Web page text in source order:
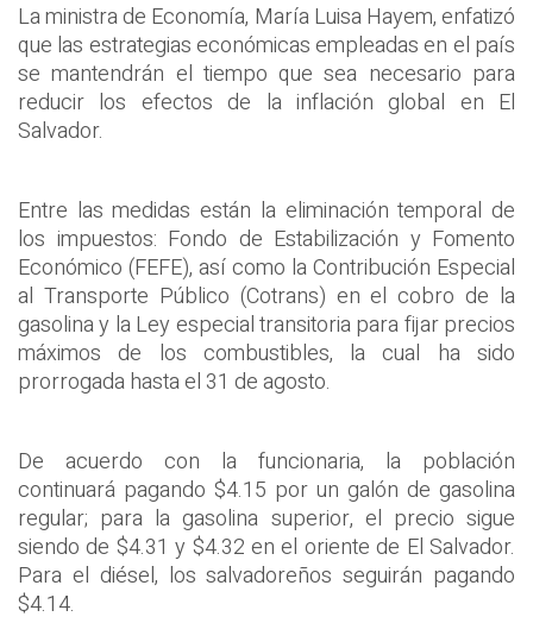
La ministra de Economía, María Luisa Hayem, enfatizó
que las estrategias económicas empleadas en el país
se mantendrán el tiempo que sea necesario para
reducir los efectos de la inflación global en El
Salvador.
Entre las medidas están la eliminación temporal de
los impuestos: Fondo de Estabilización y Fomento
Económico (FEFE), así como la Contribución Especial
al Transporte Público (Cotrans) en el cobro de la
gasolina y la Ley especial transitoria para fijar precios
máximos de los combustibles, la cual ha sido
prorrogada hasta el 31 de agosto.
De acuerdo con la funcionaria, la población
continuará pagando $4.15 por un galón de gasolina
regular; para la gasolina superior, el precio sigue
siendo de $4.31 y $4.32 en el oriente de El Salvador.
Para el diésel, los salvadoreños seguirán pagando
$4.14.